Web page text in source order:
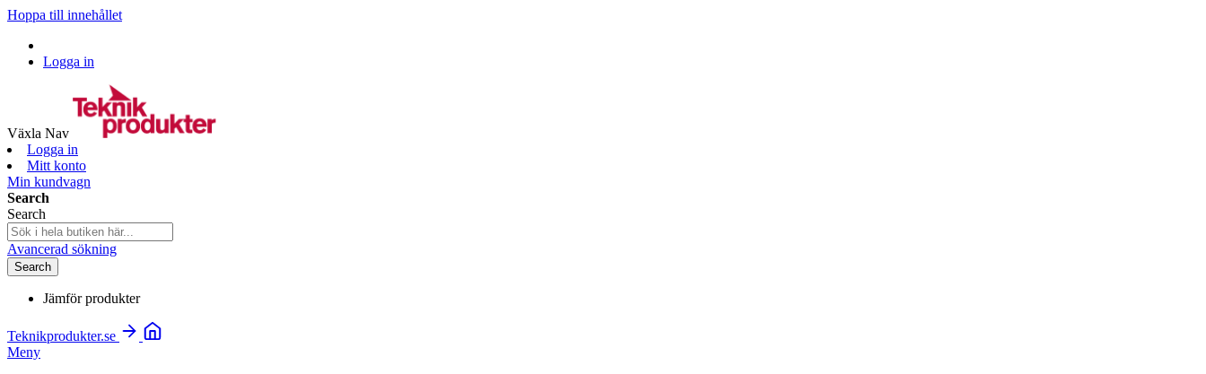
Hoppa till innehållet
Logga in
Växla Nav
Logga in
Mitt konto
Min kundvagn
Search
Search
Avancerad sökning
Search
Jämför produkter
Teknikprodukter.se
Meny